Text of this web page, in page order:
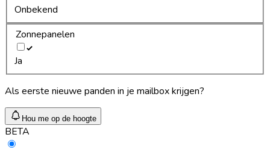
Onbekend
Zonnepanelen
Ja
Als eerste nieuwe panden in je mailbox krijgen?
Hou me op de hoogte
BETA